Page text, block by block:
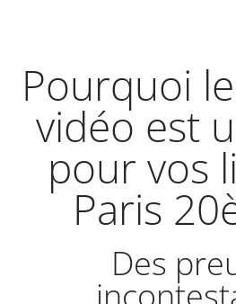
Pourquoi
vidéo est
pour vos
Paris
Des